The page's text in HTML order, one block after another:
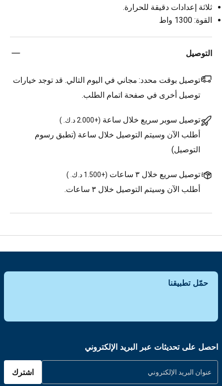
ثلاثة إعدادات دقيقة للحرارة.
القوة: 1300 واط
التوصيل
توصيل بوقت محدد: مجاني في اليوم التالي. قد توجد خيارات
توصيل أخرى في صفحة اتمام الطلب.
توصيل سوبر سريع خلال ساعة (+2.000 د.ك. )
أطلب الآن وسيتم التوصيل خلال ساعة (تطبق رسوم
التوصيل)
توصيل سريع خلال ٣ ساعات (+1.500 د.ك. )
أطلب الآن وسيتم التوصيل خلال ٣ ساعات.
حمّل تطبيقنا
احصل على تحديثات عبر البريد الإلكتروني
اشترك